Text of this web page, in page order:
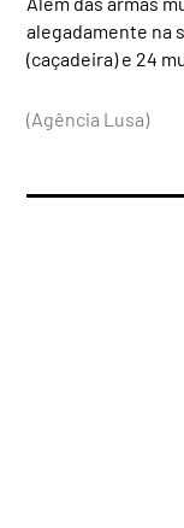
alegadamente na
(caçadeira) e 24
(Agência Lusa)